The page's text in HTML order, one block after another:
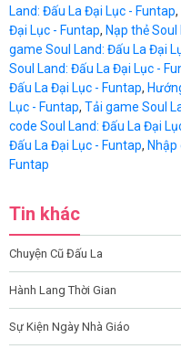
Land: Đấu La Đại Lục - Funtap,
Đại Lục - Funtap, Nạp thẻ
game Soul Land: Đấu La Đại
Soul Land: Đấu La Đại Lục -
Đấu La Đại Lục - Funtap,
Lục - Funtap, Tải game Soul
code Soul Land: Đấu La Đại
Đấu La Đại Lục - Funtap,
Funtap
Tin khác
Chuyện Cũ Đấu La
Hành Lang Thời Gian
Sự Kiện Ngày Nhà Giáo